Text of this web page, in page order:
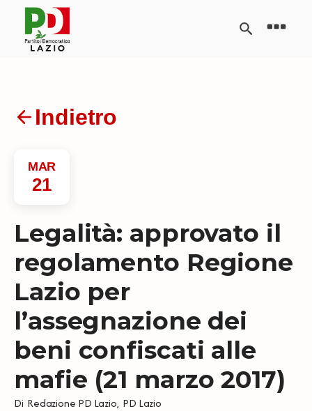
Indietro
MAR
21
Legalità: approvato il
regolamento Regione
Lazio per
l’assegnazione dei
beni confiscati alle
mafie (21 marzo 2017)
Di Redazione PD Lazio, PD Lazio